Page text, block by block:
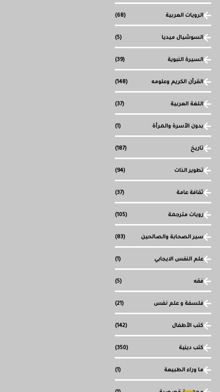
الرويات العربية (68)
السوشيال ميديا (5)
السيرة النبوية (39)
القرآن الكريم وعلومه (148)
اللغة العربية (37)
بدون الأسرة والمرأة (1)
تاريخ (187)
تطوير الذات (94)
ثقافة عامة (37)
رويات مترجمة (105)
سير الصحابة والصالحين (83)
علم النفس الايجابي (1)
فقه (5)
فلسفة و علم نفس (21)
كتب الأطفال (142)
كتب دينية (350)
ما وراء الطبيعة (1)